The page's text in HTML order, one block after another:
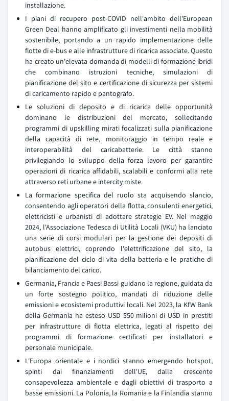
installazione.
I piani di recupero post-COVID nell'ambito dell'European
Green Deal hanno amplificato gli investimenti nella mobilità
sostenibile, portando a un rapido implementazione delle
flotte di e-bus e alle infrastrutture di ricarica associate. Questo
ha creato un'elevata domanda di modelli di formazione ibridi
che combinano istruzioni tecniche, simulazioni di
pianificazione del sito e certificazione di sicurezza per sistemi
di caricamento rapido e pantografo.
Le soluzioni di deposito e di ricarica delle opportunità
dominano le distribuzioni del mercato, sollecitando
programmi di upskilling mirati focalizzati sulla pianificazione
della capacità di rete, monitoraggio in tempo reale e
interoperabilità del caricabatterie. Le città stanno
privilegiando lo sviluppo della forza lavoro per garantire
operazioni di ricarica affidabili, scalabili e conformi alla rete
attraverso reti urbane e intercity miste.
La formazione specifica del ruolo sta acquisendo slancio,
consentendo agli operatori della flotta, consulenti energetici,
elettricisti e urbanisti di adottare strategie EV. Nel maggio
2024, l'Associazione Tedesca di Utilità Locali (VKU) ha lanciato
una serie di corsi modulari per la gestione dei depositi di
autobus elettrici, coprendo l'elettrificazione del sito, la
pianificazione del ciclo di vita della batteria e le pratiche di
bilanciamento del carico.
Germania, Francia e Paesi Bassi guidano la regione, guidata da
un forte sostegno politico, mandati di riduzione delle
emissioni e ecosistemi produttivi locali. Nel 2023, la KfW Bank
della Germania ha esteso USD 550 milioni di USD in prestiti
per infrastrutture di flotta elettrica, legati al rispetto dei
programmi di formazione certificati per installatori e
personale municipale.
L'Europa orientale e i nordici stanno emergendo hotspot,
spinti dai finanziamenti dell'UE, dalla crescente
consapevolezza ambientale e dagli obiettivi di trasporto a
basse emissioni. La Polonia, la Romania e la Finlandia stanno